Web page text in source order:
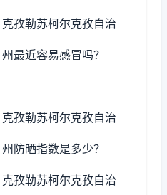
克孜勒苏柯尔克孜自治
州最近容易感冒吗？
克孜勒苏柯尔克孜自治
州防晒指数是多少？
克孜勒苏柯尔克孜自治